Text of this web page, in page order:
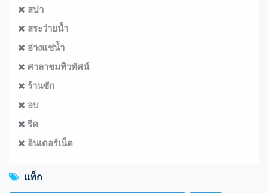
สปา
สระว่ายน้ำ
อ่างแช่น้ำ
ศาลาชมทิวทัศน์
ร้านซัก
อบ
รีด
อินเตอร์เน็ต
แท็ก